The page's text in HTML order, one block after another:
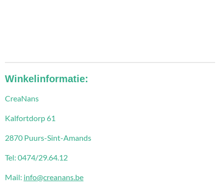
Winkelinformatie:
CreaNans
Kalfortdorp 61
2870 Puurs-Sint-Amands
Tel: 0474/29.64.12
Mail: info@creanans.be